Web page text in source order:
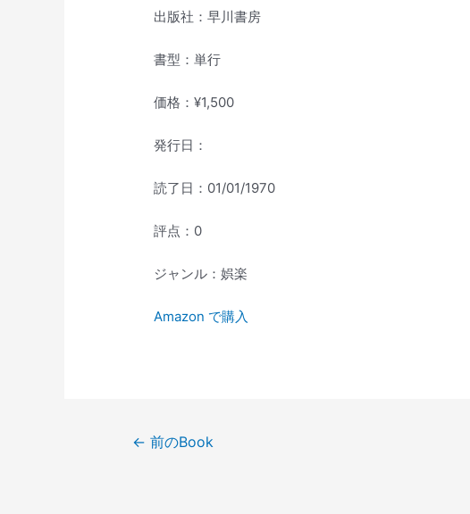
出版社：早川書房
書型：単行
価格：¥1,500
発行日：
読了日：01/01/1970
評点：0
ジャンル：娯楽
Amazon で購入
← 前のBook